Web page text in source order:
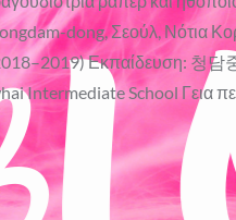
dong, Σεούλ, Νότια
Εκπαίδευση: 청담
Intermediate School Γεια